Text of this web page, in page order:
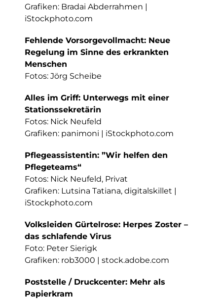
Grafiken: Bradai Abderrahmen |
iStockphoto.com
Fehlende Vorsorgevollmacht: Neue
Regelung im Sinne des erkrankten
Menschen
Fotos: Jörg Scheibe
Alles im Griff: Unterwegs mit einer
Stationssekretärin
Fotos: Nick Neufeld
Grafiken: panimoni | iStockphoto.com
Pflegeassistentin: ”Wir helfen den
Pflegeteams“
Fotos: Nick Neufeld, Privat
Grafiken: Lutsina Tatiana, digitalskillet |
iStockphoto.com
Volksleiden Gürtelrose: Herpes Zoster –
das schlafende Virus
Foto: Peter Sierigk
Grafiken: rob3000 | stock.adobe.com
Poststelle / Druckcenter: Mehr als
Papierkram